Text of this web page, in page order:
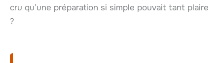
cru qu’une préparation si simple pouvait tant plaire
?